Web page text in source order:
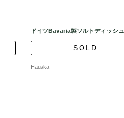
ドイツBavaria製ソルトディッシュ
SOLD
Hauska